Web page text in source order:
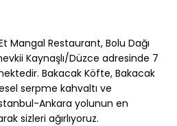
Rotalar [2026]
Mangal Restaurant, Bolu Dağı
Kaynaşlı/Düzce adresinde 7
Bakacak Köfte, Bakacak
serpme kahvaltı ve
Ankara yolunun en
sizleri ağırlıyoruz.